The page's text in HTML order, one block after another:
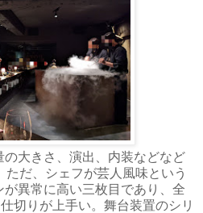
大きさ、演出、内装などなど
ただ、シェフが芸人風味という
異常に高い三枚目であり、全
切りが上手い。舞台装置のシリ